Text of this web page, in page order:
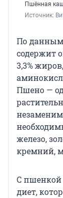
Пшённая
Источник:
По данным
содержит
3,3%
Пшено —
железо,
кремний,
С пшенкой
диет,